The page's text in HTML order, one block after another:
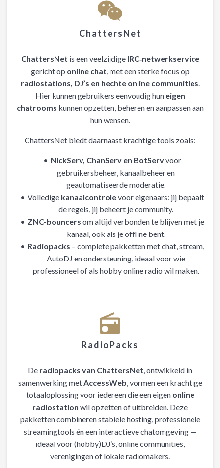
ChattersNet
ChattersNet is een veelzijdige IRC‑netwerkservice
gericht op online chat, met een sterke focus op
radiostations, DJ’s en hechte online communities.
Hier kunnen gebruikers eenvoudig hun eigen
chatrooms kunnen opzetten, beheren en aanpassen aan
hun wensen.
ChattersNet biedt daarnaast krachtige tools zoals:
NickServ, ChanServ en BotServvoor
gebruikersbeheer, kanaalbeheer en
geautomatiseerde moderatie.
Volledige kanaalcontrolevoor eigenaars: jij bepaalt
de regels, jij beheert je community.
ZNC-bouncers om altijd verbonden te blijven met je
kanaal, ook als je offline bent.
Radiopacks – complete pakketten met chat, stream,
AutoDJ en ondersteuning, ideaal voor wie
professioneel of als hobby online radio wil maken.
RadioPacks
De radiopacks van ChattersNet, ontwikkeld in
samenwerking metAccessWeb, vormen een krachtige
totaaloplossing voor iedereen die een eigen online
radiostation wil opzetten of uitbreiden. Deze
pakketten combineren stabiele hosting, professionele
streamingtools én een interactieve chatomgeving —
ideaal voor (hobby)DJ’s, online communities,
verenigingen of lokale radiomakers.